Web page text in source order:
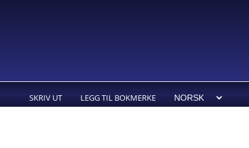
SKRIV UT LEGG TIL BOKMERKE